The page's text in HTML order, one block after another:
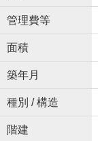
管理費等
面積
築年月
種別 / 構造
階建